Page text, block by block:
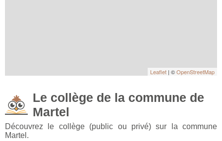
Leaflet | ©OpenStreetMap
Le collège de la commune de
Martel
Découvrez le collège (public ou privé) sur la commune
Martel.